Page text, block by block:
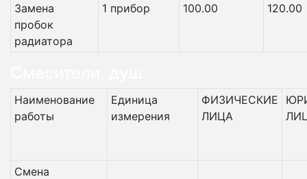
Замена
пробок
радиатора
1 прибор 100.00 120.00
Наименование
работы
Единица
измерения
ФИЗИЧЕСКИЕ
ЛИЦА
Смена